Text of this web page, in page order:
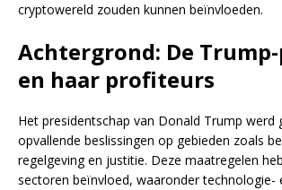
cryptowereld zouden kunnen beïnvloeden.
Achtergrond: De
en haar profiteurs
Het presidentschap van Donald Trump werd
opvallende beslissingen op gebieden zoals
regelgeving en justitie. Deze maatregelen
sectoren beïnvloed, waaronder technologie-